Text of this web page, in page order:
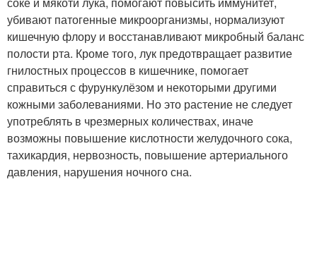
убивают патогенные микроорганизмы, нормализуют
кишечную флору и восстанавливают микробный баланс
полости рта. Кроме того, лук предотвращает развитие
гнилостных процессов в кишечнике, помогает
справиться с фурункулёзом и некоторыми другими
кожными заболеваниями. Но это растение не следует
употреблять в чрезмерных количествах, иначе
возможны повышение кислотности желудочного сока,
тахикардия, нервозность, повышение артериального
давления, нарушения ночного сна.